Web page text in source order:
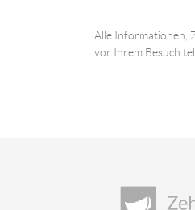
Alle Informationen,
vor Ihrem Besuch